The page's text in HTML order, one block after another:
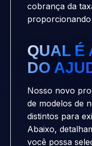
cobrança da
proporcionando
QUAL É
DO
Nosso novo
de modelos de
distintos para
Abaixo,
você possa